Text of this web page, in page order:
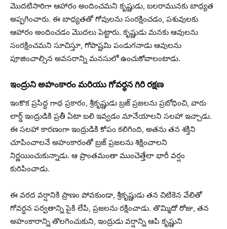
మొదటిసారిగా ఆహారం అందించమని కృష్ణుడు, బలరామునకు బాధ్యత
అప్పగించారు. ఈ బాధ్యతతో గోవులను సంరక్షించడం, పశువులకు
ఆహారం అందించడం మొదలు పెట్టారు. కృష్ణుడు మనకు ఆవులను
సంరక్షించమని సూచిస్తూ, గోపాష్టమి పండుగనాడు ఆవులను
పూజించాల్సిన అవసరాన్ని మనసులో ఉంచుకోవాలంటాడు.
ఇంద్రుని అహంకారం మరియు గోవర్ధన గిరి రక్షణ
ఇంకొక ప్రసిద్ధ గాథ ప్రకారం, శ్రీకృష్ణుడు బ్రజ్ ప్రజలను ప్రబోధించి, వారు
లార్డ్ ఇంద్రుడికి ప్రతీ ఏటా బలి ఇవ్వడం మానేయాలని సలహా ఇచ్చాడు.
ఈ సలహా కారణంగా ఇంద్రుడికి కోపం కలిగింది, అతను తన శక్తిని
చూపించాలనే అహంకారంతో బ్రజ్ ప్రజలను శిక్షించాలని
నిర్ణయించుకున్నాడు. ఆ ప్రాంతమంతా ముంచెత్తేలా భారీ వర్షం
కురిపించాడు.
ఈ వరద వర్షానికి ప్రాణం పోవకుండా, శ్రీకృష్ణుడు తన చిటికెన వేలితో
గోవర్ధన పర్వతాన్ని పైకి లేపి, ప్రజలను రక్షించాడు. తొమ్మిదో రోజు, తన
అహంకారాన్ని తొలగించుకుని, ఇంద్రుడు వర్షాన్ని ఆపి కృష్ణుని